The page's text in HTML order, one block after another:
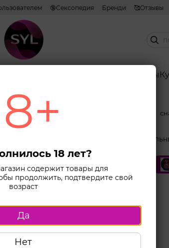
🔞Сексопедия Бренди 🥰Отзывы
Combo наборы
Сортировка:
18 лет?
содержит товары для
продолжить, подтвердите свой
возраст
Да
Нет